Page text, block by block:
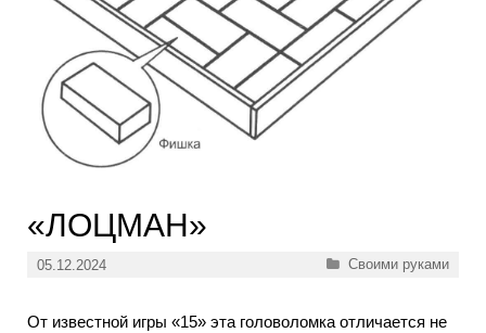
«ЛОЦМАН»
05.12.2024 Рубрики
Своими руками
От известной игры «15» эта головоломка отличается не